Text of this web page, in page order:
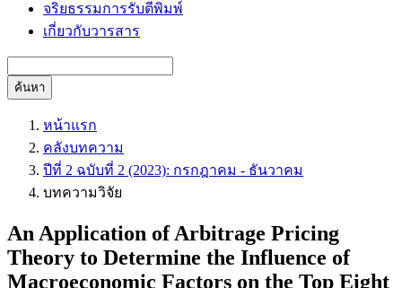
จริยธรรมการรับตีพิมพ์
เกี่ยวกับวารสาร
ค้นหา
หน้าแรก
คลังบทความ
ปีที่ 2 ฉบับที่ 2 (2023): กรกฎาคม - ธันวาคม
บทความวิจัย
An Application of Arbitrage Pricing
Theory to Determine the Influence of
Macroeconomic Factors on the Top Eight